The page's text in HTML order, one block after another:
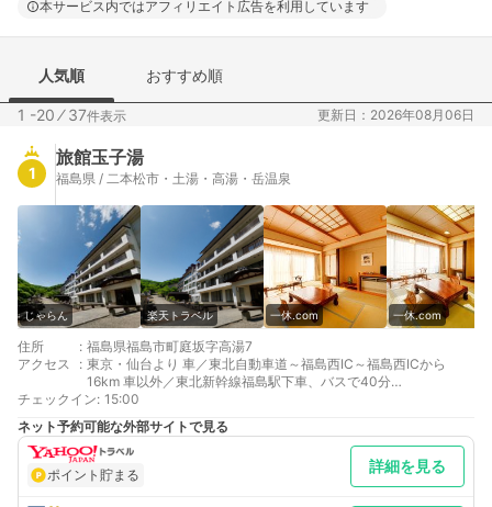
本サービス内ではアフィリエイト広告を利用しています
人気順 おすすめ順
1 -20 ⁄37件表示 更新日：2026年08月06日
1
旅館玉子湯
福島県 / 二本松市・土湯・高湯・岳温泉
じゃらん 楽天トラベル 一休.com 一休.com
住所 : 福島県福島市町庭坂字高湯7
アクセス
: 東京・仙台より 車／東北自動車道～福島西IC～福島西ICから
16km 車以外／東北新幹線福島駅下車、バスで40分
最寄り駅１ 福島
補足 車／無料駐車場40台まで収容可能
チェックイン: 15:00
ネット予約可能な外部サイトで見る
ポイント貯まる 詳細を見る